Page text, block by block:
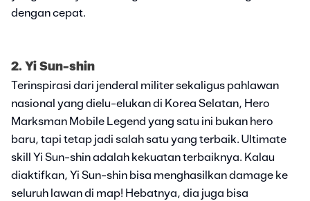
dengan cepat.
2. Yi Sun-shin
Terinspirasi dari jenderal militer sekaligus pahlawan
nasional yang dielu-elukan di Korea Selatan, Hero
Marksman Mobile Legend yang satu ini bukan hero
baru, tapi tetap jadi salah satu yang terbaik. Ultimate
skill Yi Sun-shin adalah kekuatan terbaiknya. Kalau
diaktifkan, Yi Sun-shin bisa menghasilkan damage ke
seluruh lawan di map! Hebatnya, dia juga bisa